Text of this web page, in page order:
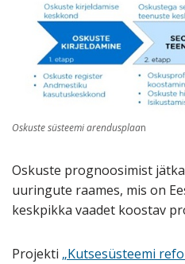
Oskuste süsteemi arendusplaan
Oskuste prognoosimist
uuringute raames, mis on
keskpikka vaadet koostav
Projekti „Kutsesüsteemi